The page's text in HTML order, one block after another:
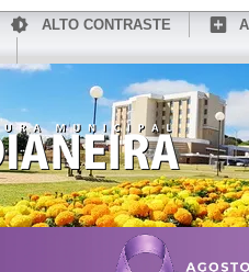
ALTO CONTRASTE
CONHEÇA MEDIANEIRA